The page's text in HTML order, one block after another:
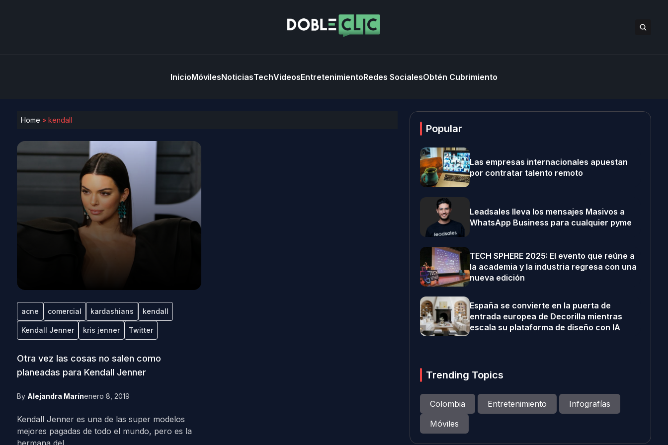
InicioMóvilesNoticiasTechVideosEntretenimientoRedes SocialesObtén Cubrimiento
Home » kendall
acne comercial kardashians kendall
Kendall Jenner kris jenner Twitter
Otra vez las cosas no salen como
planeadas para Kendall Jenner
By Alejandra Marínenero 8, 2019
Kendall Jenner es una de las super modelos
mejores pagadas de todo el mundo, pero es la
hermana del...
Popular
Las empresas internacionales apuestan
por contratar talento remoto
Leadsales lleva los mensajes Masivos a
WhatsApp Business para cualquier pyme
TECH SPHERE 2025: El evento que reúne a
la academia y la industria regresa con una
nueva edición
España se convierte en la puerta de
entrada europea de Decorilla mientras
escala su plataforma de diseño con IA
Trending Topics
Colombia Entretenimiento
Infografías
Móviles